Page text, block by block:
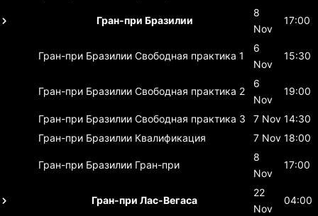
Гран-при Бразилии
8
Nov
17:00
Гран-при Бразилии Свободная практика 1
6
Nov
15:30
Гран-при Бразилии Свободная практика 2
6
Nov
19:00
Гран-при Бразилии Свободная практика 3 7 Nov 14:30
Гран-при Бразилии Квалификация 7 Nov 18:00
Гран-при Бразилии Гран-при
8
Nov
17:00
Гран-при Лас-Вегаса
22
Nov
04:00